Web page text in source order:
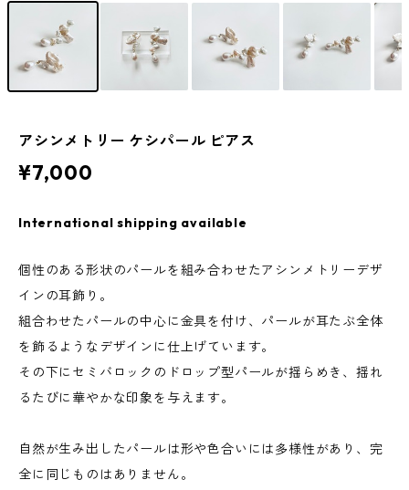
アシンメトリー ケシパール ピアス
¥7,000
International shipping available
個性のある形状のパールを組み合わせたアシンメトリーデザ
インの耳飾り。
組合わせたパールの中心に金具を付け、パールが耳たぶ全体
を飾るようなデザインに仕上げています。
その下にセミバロックのドロップ型パールが揺らめき、揺れ
るたびに華やかな印象を与えます。
自然が生み出したパールは形や色合いには多様性があり、完
全に同じものはありません。